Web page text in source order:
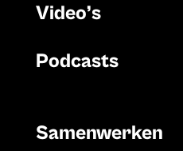
Video’s
Podcasts
Samenwerken